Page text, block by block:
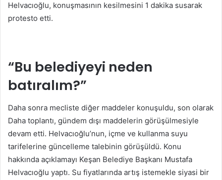
Helvacıoğlu, konuşmasının kesilmesini 1 dakika susarak
protesto etti.
“Bu belediyeyi neden
batıralım?”
Daha sonra mecliste diğer maddeler konuşuldu, son olarak
Daha toplantı, gündem dışı maddelerin görüşülmesiyle
devam etti. Helvacıoğlu’nun, içme ve kullanma suyu
tarifelerine güncelleme talebinin görüşüldü. Konu
hakkında açıklamayı Keşan Belediye Başkanı Mustafa
Helvacıoğlu yaptı. Su fiyatlarında artış istemekle siyasi bir